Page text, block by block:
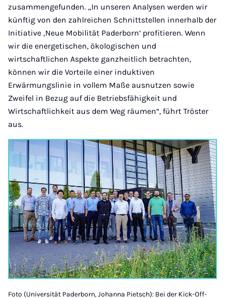
zusammengefunden. „In unseren Analysen werden wir
künftig von den zahlreichen Schnittstellen innerhalb der
Initiative ‚Neue Mobilität Paderborn‘ profitieren. Wenn
wir die energetischen, ökologischen und
wirtschaftlichen Aspekte ganzheitlich betrachten,
können wir die Vorteile einer induktiven
Erwärmungslinie in vollem Maße ausnutzen sowie
Zweifel in Bezug auf die Betriebsfähigkeit und
Wirtschaftlichkeit aus dem Weg räumen“, führt Tröster
aus.
Foto (Universität Paderborn, Johanna Pietsch): Bei der Kick-Off-